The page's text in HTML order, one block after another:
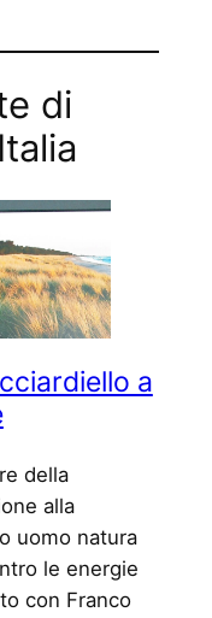
di
a
della
alla
uomo natura
le energie
con Franco